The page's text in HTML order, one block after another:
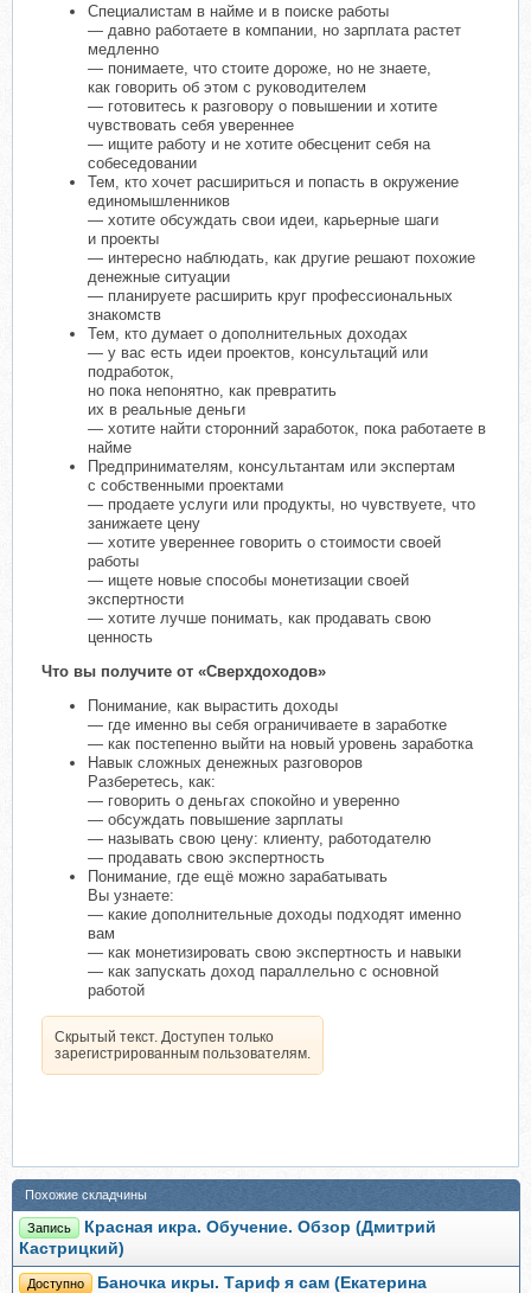
Специалистам в найме и в поиске работы
— давно работаете в компании, но зарплата растет
медленно
— понимаете, что стоите дороже, но не знаете,
как говорить об этом с руководителем
— готовитесь к разговору о повышении и хотите
чувствовать себя увереннее
— ищите работу и не хотите обесценит себя на
собеседовании
Тем, кто хочет расшириться и попасть в окружение
единомышленников
— хотите обсуждать свои идеи, карьерные шаги
и проекты
— интересно наблюдать, как другие решают похожие
денежные ситуации
— планируете расширить круг профессиональных
знакомств
Тем, кто думает о дополнительных доходах
— у вас есть идеи проектов, консультаций или
подработок,
но пока непонятно, как превратить
их в реальные деньги
— хотите найти сторонний заработок, пока работаете в
найме
Предпринимателям, консультантам или экспертам
с собственными проектами
— продаете услуги или продукты, но чувствуете, что
занижаете цену
— хотите увереннее говорить о стоимости своей
работы
— ищете новые способы монетизации своей
экспертности
— хотите лучше понимать, как продавать свою
ценность
Что вы получите от «Сверхдоходов»
Понимание, как вырастить доходы
— где именно вы себя ограничиваете в заработке
— как постепенно выйти на новый уровень заработка
Навык сложных денежных разговоров
Разберетесь, как:
— говорить о деньгах спокойно и уверенно
— обсуждать повышение зарплаты
— называть свою цену: клиенту, работодателю
— продавать свою экспертность
Понимание, где ещё можно зарабатывать
Вы узнаете:
— какие дополнительные доходы подходят именно
вам
— как монетизировать свою экспертность и навыки
— как запускать доход параллельно с основной
работой
Скрытый текст. Доступен только
зарегистрированным пользователям.
Похожие складчины
Запись
Красная икра. Обучение. Обзор (Дмитрий
Кастрицкий)
Доступно Баночка икры. Тариф я сам (Екатерина